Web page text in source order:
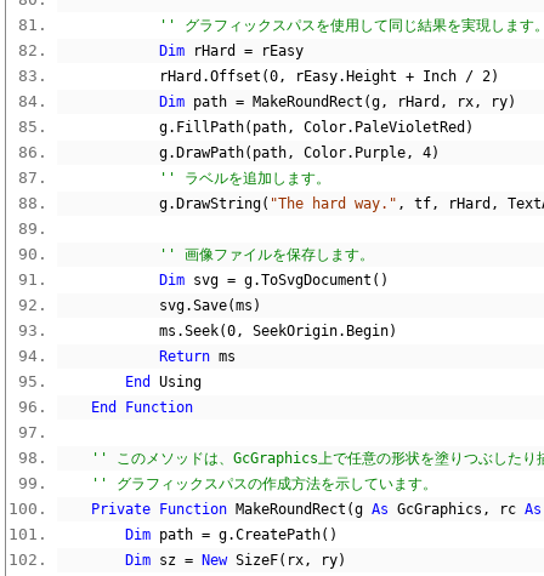
'' グラフィックスパスを使用して同じ結果を実現します
Dim rHard = rEasy
            rHard
.Offset (0, rEasy. Height + Inch / 2)
Dim path = MakeRoundRect (g, rHard , rx, ry)
            g
. FillPath( path, Color. PaleVioletRed )
            g
. DrawPath( path, Color. Purple, 4)
'' ラベルを追加します。
            g
. DrawString( "The hard way." , tf, rHard ,
'' 画像ファイルを保存します。
Dim svg = g.ToSvgDocument ()
            svg
.Save(ms )
            ms
.Seek(0, SeekOrigin. Begin)
Return ms
End
Using
End
Function
'' このメソッドは、GcGraphics上で任意の形状を塗りつぶしたり
'' グラフィックスパスの作成方法を示しています。
Private
Function MakeRoundRect (g As GcGraphics , rc As
Dim path = g.CreatePath()
Dim sz = New SizeF( rx, ry)